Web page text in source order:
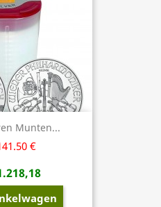
Munten...
€